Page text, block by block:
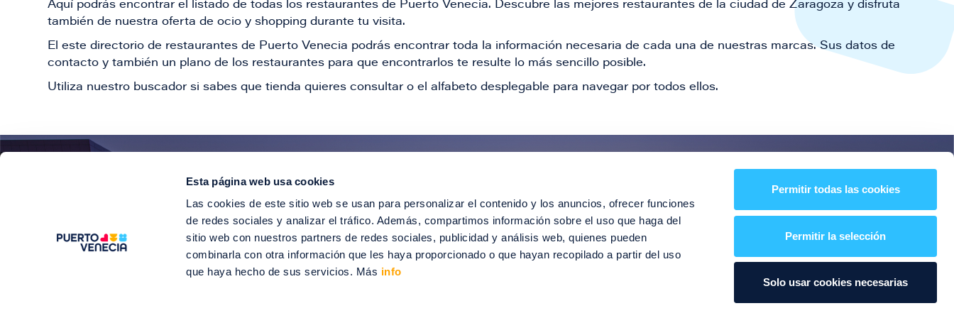
Esta página web usa cookies
Las cookies de este sitio web se usan para personalizar el contenido y los anuncios, ofrecer funciones
de redes sociales y analizar el tráfico. Además, compartimos información sobre el uso que haga del
sitio web con nuestros partners de redes sociales, publicidad y análisis web, quienes pueden
combinarla con otra información que les haya proporcionado o que hayan recopilado a partir del uso
que haya hecho de sus servicios. Más info
Permitir todas las cookies
Permitir la selección
Solo usar cookies necesarias
Aquí podrás encontrar el listado de todas los restaurantes de Puerto Venecia. Descubre las mejores restaurantes de la ciudad de Zaragoza y disfruta
también de nuestra oferta de ocio y shopping durante tu visita.
El este directorio de restaurantes de Puerto Venecia podrás encontrar toda la información necesaria de cada una de nuestras marcas. Sus datos de
contacto y también un plano de los restaurantes para que encontrarlos te resulte lo más sencillo posible.
Utiliza nuestro buscador si sabes que tienda quieres consultar o el alfabeto desplegable para navegar por todos ellos.
¡Entérate de todas nuestras novedades!
Suscríbete para recibir ofertas especiales, descuentos, eventos y mucho más
SUSCRÍBETE